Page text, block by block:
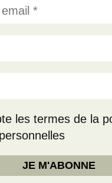
les termes de la